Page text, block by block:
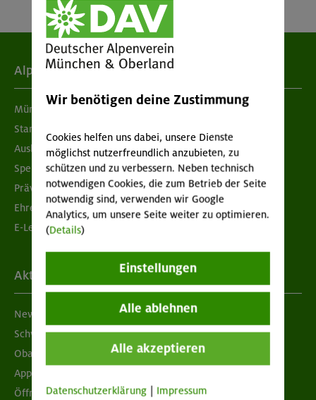
Alpenverein
München & Oberland
Standorte
Ausbildung & Jobs
Spenden
Prävention sexualisierter Gewalt
Ehrenamtsbörse
E-Learning
Aktuelles
Newsletter
Schwarzes Brett
Obacht geben!
App "Mein DAV+"
Öffnungszeiten
Wir benötigen deine Zustimmung
Cookies helfen uns dabei, unsere Dienste
möglichst nutzerfreundlich anzubieten, zu
schützen und zu verbessern. Neben technisch
notwendigen Cookies, die zum Betrieb der Seite
notwendig sind, verwenden wir Google
Analytics, um unsere Seite weiter zu optimieren.
(Details)
Einstellungen
Alle ablehnen
Alle akzeptieren
Datenschutzerklärung Impressum